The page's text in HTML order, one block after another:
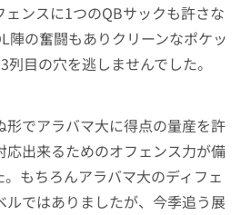
ェンスに1つのQBサックも許さな
陣の奮闘もありクリーンなポケッ
列目の穴を逃しませんでした。
形でアラバマ大に得点の量産を許
応出来るためのオフェンス力が備
もちろんアラバマ大のディフェ
ルではありましたが、今季追う展